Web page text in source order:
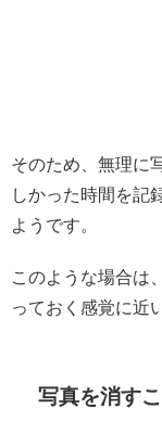
そのため、無理に
しかった時間を記
ようです。
このような場合は
っておく感覚に近
写真を消す